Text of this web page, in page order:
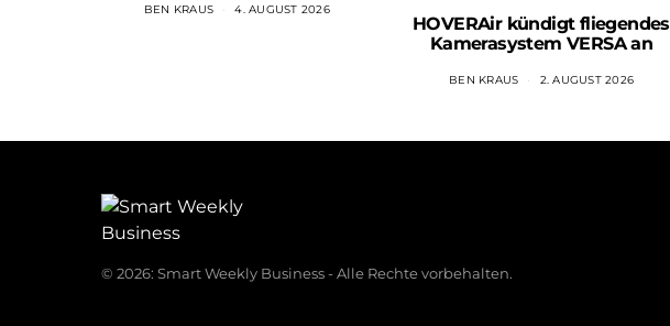
BEN KRAUS 4. AUGUST 2026
HOVERAir kündigt fliegendes
Kamerasystem VERSA an
BEN KRAUS 2. AUGUST 2026
© 2026: Smart Weekly Business - Alle Rechte vorbehalten.